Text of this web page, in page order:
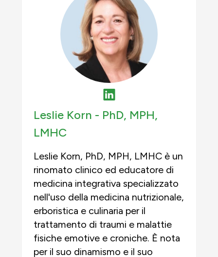
Leslie Korn - PhD, MPH,
LMHC
Leslie Korn, PhD, MPH, LMHC è un
rinomato clinico ed educatore di
medicina integrativa specializzato
nell'uso della medicina nutrizionale,
erboristica e culinaria per il
trattamento di traumi e malattie
fisiche emotive e croniche. È nota
per il suo dinamismo e il suo